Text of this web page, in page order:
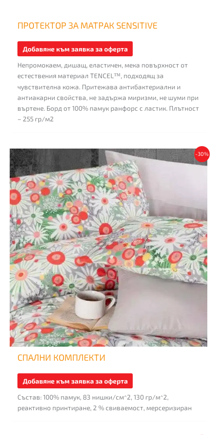
ПРОТЕКТОР ЗА МАТРАК SENSITIVE
Добавяне към заявка за оферта
Непромокаем, дишащ, еластичен, мека повърхност от
естествения материал TENCEL™, подходящ за
чувствителна кожа. Притежава антибактериални и
антиакарни свойства, не задържа миризми, не шуми при
въртене. Борд от 100% памук ранфорс с ластик. Плътност
– 255 гр/м2
-30%
СПАЛНИ КОМПЛЕКТИ
Добавяне към заявка за оферта
This
product
has
multiple
variants.
The
options
may
be
chosen
on
the
product
Състав: 100% памук, 83 нишки/см^2, 130 гр/м^2,
реактивно принтиране, 2 % свиваемост, мерсеризиран